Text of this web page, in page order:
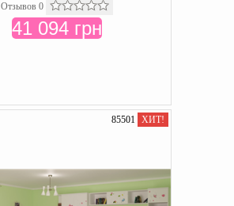
Отзывов 0
41 094 грн
85501 ХИТ!